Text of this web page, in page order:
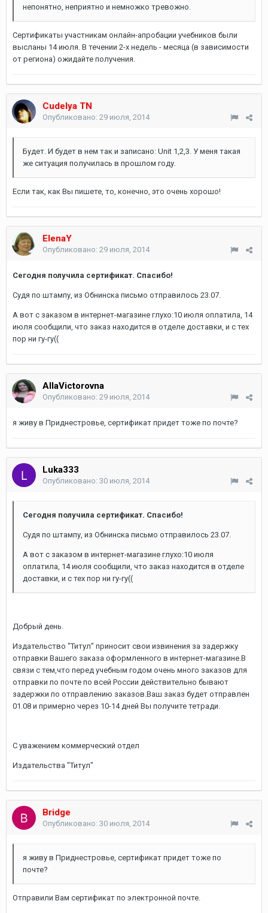
непонятно, неприятно и немножко тревожно.
Сертификаты участникам онлайн-апробации учебников были
высланы 14 июля. В течении 2-х недель - месяца (в зависимости
от региона) ожидайте получения.
Cudelya TN
Опубликовано: 29 июля, 2014
Будет. И будет в нем так и записано: Unit 1,2,3. У меня такая
же ситуация получилась в прошлом году.
Если так, как Вы пишете, то, конечно, это очень хорошо!
ElenaY
Опубликовано: 29 июля, 2014
Сегодня получила сертификат. Спасибо!
Судя по штампу, из Обнинска письмо отправилось 23.07.
А вот с заказом в интернет-магазине глухо:10 июля оплатила, 14
июля сообщили, что заказ находится в отделе доставки, и с тех
пор ни гу-гу((
AllaVictorovna
Опубликовано: 29 июля, 2014
я живу в Приднестровье, сертификат придет тоже по почте?
Luka333
Опубликовано: 30 июля, 2014
Сегодня получила сертификат. Спасибо!
Судя по штампу, из Обнинска письмо отправилось 23.07.
А вот с заказом в интернет-магазине глухо:10 июля
оплатила, 14 июля сообщили, что заказ находится в отделе
доставки, и с тех пор ни гу-гу((
Добрый день.
Издательство "Титул" приносит свои извинения за задержку
отправки Вашего заказа оформленного в интернет-магазине.В
связи с тем,что перед учебным годом очень много заказов для
отправки по почте по всей России действительно бывают
задержки по отправлению заказов.Ваш заказ будет отправлен
01.08 и примерно через 10-14 дней Вы получите тетради.
С уважением коммерческий отдел
Издательства "Титул"
Bridge
Опубликовано: 30 июля, 2014
я живу в Приднестровье, сертификат придет тоже по
почте?
Отправили Вам сертификат по электронной почте.